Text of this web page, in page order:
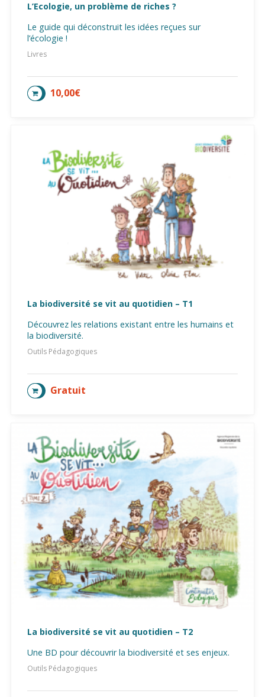
L’Ecologie, un problème de riches ?
Le guide qui déconstruit les idées reçues sur
l’écologie !
Livres
10,00€
AJOUTER AU PANIER
La biodiversité se vit au quotidien – T1
Découvrez les relations existant entre les humains et
la biodiversité.
Outils Pédagogiques
Gratuit
AJOUTER AU PANIER
La biodiversité se vit au quotidien – T2
Une BD pour découvrir la biodiversité et ses enjeux.
Outils Pédagogiques